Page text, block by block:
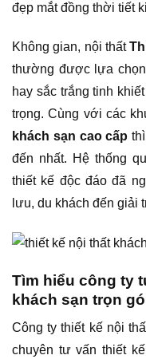
đẹp mắt đồng thời tiết
Không gian, nội thất
thường được lựa
hay sắc trắng tinh
trọng. Cùng với các
khách sạn cao cấp
đến nhất. Hệ thống
thiết kế độc đáo đã
lưu, du khách đến giải
Tìm hiểu công ty
khách sạn trọn
Công ty thiết kế nội
chuyên tư vấn thiết